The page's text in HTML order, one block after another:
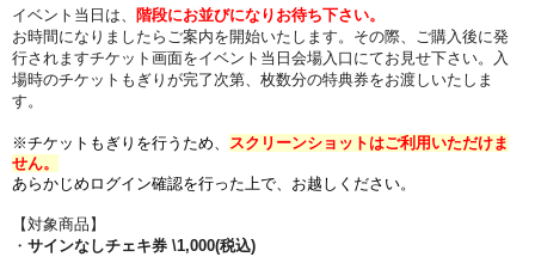
イベント当日は、
階段にお並びになりお待ち下さい。
お時間になりましたらご案内を開始いたします。その際、 ご購入後に発
行されますチケット画面をイベント当日会場入口にてお見せ下さい。
入
場時のチケットもぎりが完了次第、枚数分の特典券をお渡しいたしま
す。
※チケットもぎりを行うため、 スクリーンショットはご利用いただけま
せん。
あらかじめログイン確認を行った上で、お越しください。
【対象商品】
・ サインなしチェキ券 \1,000(税込)